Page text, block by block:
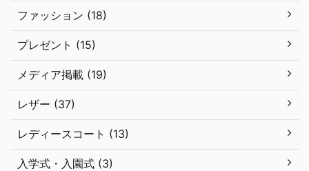
ファッション (18)
プレゼント (15)
メディア掲載 (19)
レザー (37)
レディースコート (13)
入学式・入園式 (3)